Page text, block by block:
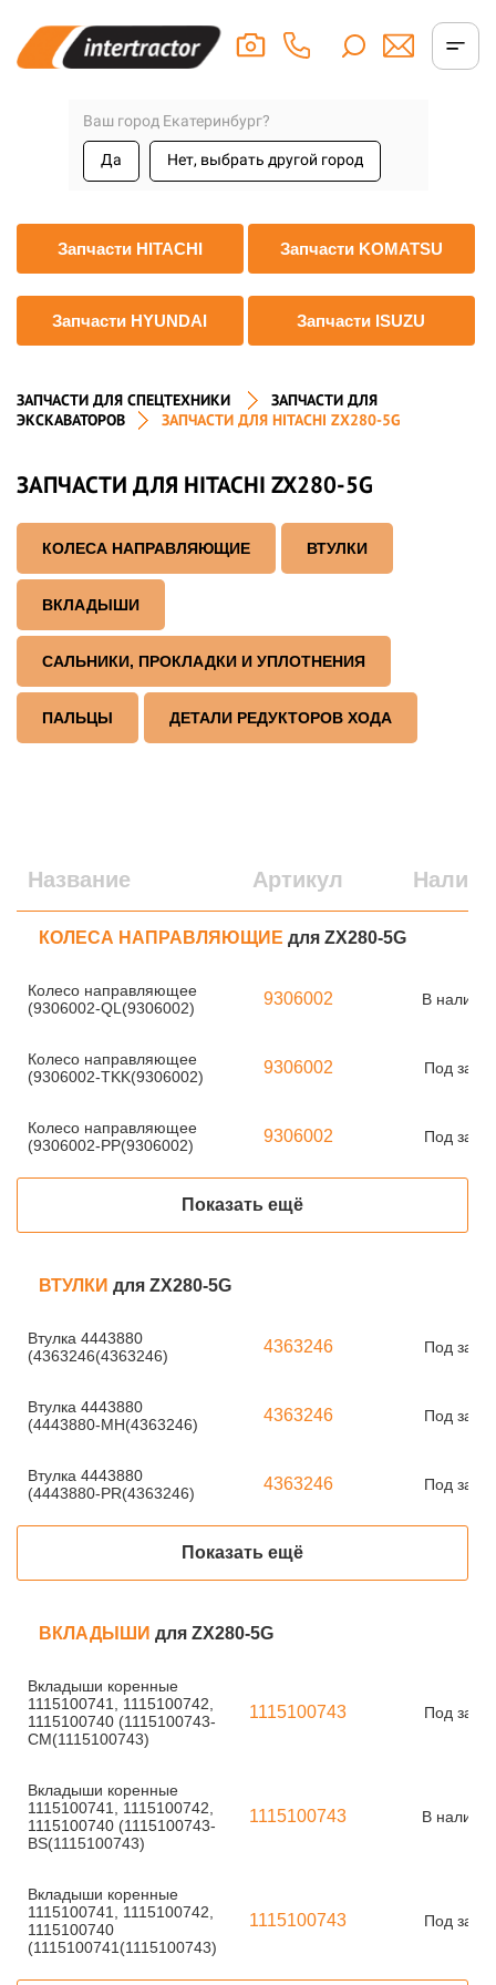
Ваш город Екатеринбург?
Да Нет, выбрать другой город
Запчасти HITACHI Запчасти KOMATSU
Запчасти HYUNDAI Запчасти ISUZU
ЗАПЧАСТИ ДЛЯ СПЕЦТЕХНИКИ
ЗАПЧАСТИ ДЛЯ
ЭКСКАВАТОРОВ
ЗАПЧАСТИ ДЛЯ HITACHI ZX280-5G
ЗАПЧАСТИ ДЛЯ HITACHI ZX280-5G
КОЛЕСА НАПРАВЛЯЮЩИЕ ВТУЛКИ
ВКЛАДЫШИ
САЛЬНИКИ, ПРОКЛАДКИ И УПЛОТНЕНИЯ
ПАЛЬЦЫ ДЕТАЛИ РЕДУКТОРОВ ХОДА
Название Артикул
КОЛЕСА НАПРАВЛЯЮЩИЕ для ZX280-5G
Колесо направляющее
(9306002-QL(9306002)
9306002 В наличии
Колесо направляющее
(9306002-TKK(9306002)
9306002 Под заказ
Колесо направляющее
(9306002-PP(9306002)
9306002 Под заказ
Показать ещё
ВТУЛКИ для ZX280-5G
Втулка 4443880
(4363246(4363246)
4363246 Под заказ
Втулка 4443880
(4443880-MH(4363246)
4363246 Под заказ
Втулка 4443880
(4443880-PR(4363246)
4363246 Под заказ
Показать ещё
ВКЛАДЫШИ для ZX280-5G
Вкладыши коренные
1115100741, 1115100742,
1115100740 (1115100743-
CM(1115100743)
1115100743 Под заказ
Вкладыши коренные
1115100741, 1115100742,
1115100740 (1115100743-
BS(1115100743)
1115100743 В наличии
Вкладыши коренные
1115100741, 1115100742,
1115100740
(1115100741(1115100743)
1115100743 Под заказ